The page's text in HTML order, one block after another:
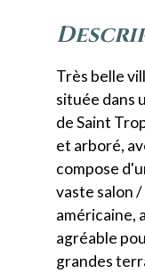
Très belle
située dans
de Saint
et arboré,
compose
vaste salon
américaine,
agréable
grandes